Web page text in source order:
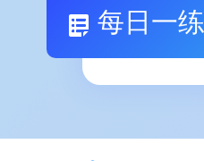
每日一练